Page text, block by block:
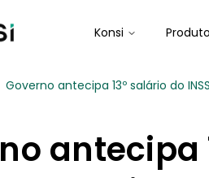
Konsi
Governo antecipa 13º salário do
antecipa